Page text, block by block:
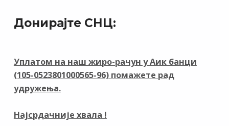
e
b
o
k
e
gr
m
k
e
n
er
p
p
Донирајте СНЦ:
Уплатом на наш жиро-рачун у Аик банци
(105-0523801000565-96) помажете рад
удружења.
Најсрдачније хвала !